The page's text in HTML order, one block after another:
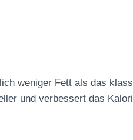
weniger Fett als das
und verbessert das